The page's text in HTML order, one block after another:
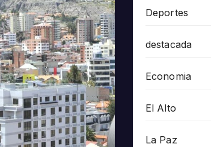
Deportes
destacada
Economia
El Alto
La Paz